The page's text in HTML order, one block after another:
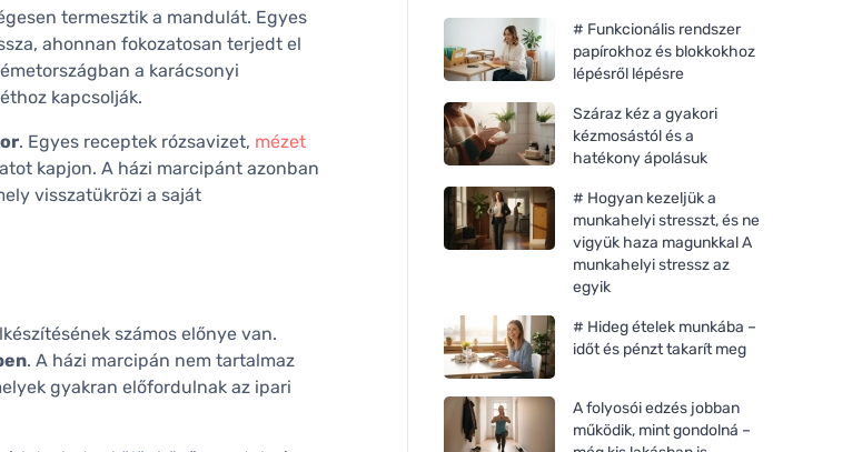
termesztik a mandulát. Egyes
ahonnan fokozatosan terjedt el
a karácsonyi
kapcsolják.
. Egyes receptek rózsavizet, mézet
kapjon. A házi marcipánt azonban
visszatükrözi a saját
számos előnye van.
. A házi marcipán nem tartalmaz
gyakran előfordulnak az ipari
# Funkcionális rendszer
papírokhoz és blokkokhoz
lépésről lépésre
Száraz kéz a gyakori
kézmosástól és a
hatékony ápolásuk
# Hogyan kezeljük a
munkahelyi stresszt, és ne
vigyük haza magunkkal A
munkahelyi stressz az
egyik
# Hideg ételek munkába –
időt és pénzt takarít meg
A folyosói edzés jobban
működik, mint gondolná –